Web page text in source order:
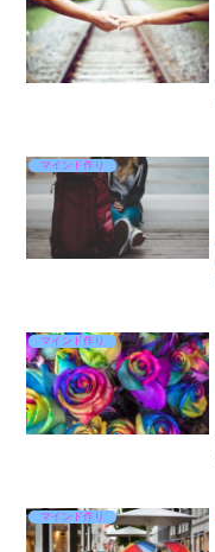
マインド作り
マインド作り
マインド作り